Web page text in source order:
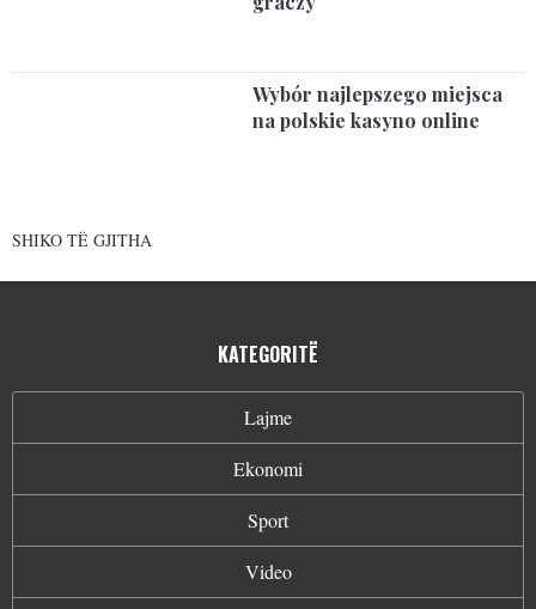
Wybór najlepszego miejsca
na polskie kasyno online
SHIKO TË GJITHA
KATEGORITË
Lajme
Ekonomi
Sport
Video